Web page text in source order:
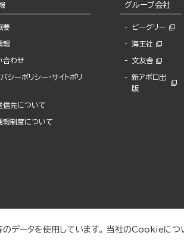
要
報
合わせ
シーポリシー・サイトポリ
信先について
報制度について
グループ会社
ビーグリー
海王社
文友舎
新アポロ出
版
データを使用しています。 当社のCookieについ